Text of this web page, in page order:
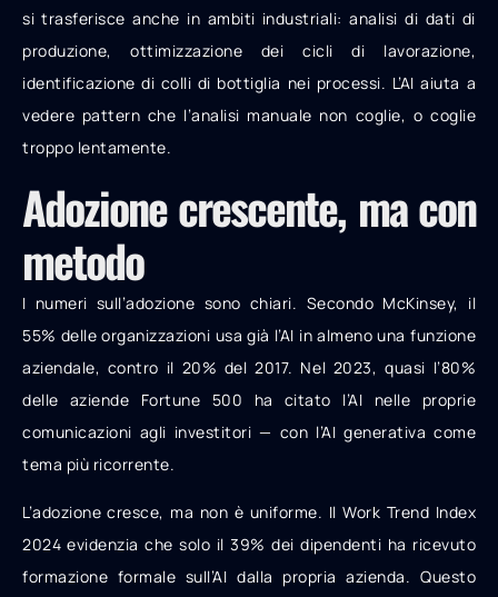
si trasferisce anche in ambiti industriali: analisi di dati di
produzione, ottimizzazione dei cicli di lavorazione,
identificazione di colli di bottiglia nei processi. L’AI aiuta a
vedere pattern che l’analisi manuale non coglie, o coglie
troppo lentamente.
Adozione crescente, ma con
metodo
I numeri sull’adozione sono chiari. Secondo McKinsey, il
55% delle organizzazioni usa già l’AI in almeno una funzione
aziendale, contro il 20% del 2017. Nel 2023, quasi l’80%
delle aziende Fortune 500 ha citato l’AI nelle proprie
comunicazioni agli investitori — con l’AI generativa come
tema più ricorrente.
L’adozione cresce, ma non è uniforme. Il Work Trend Index
2024 evidenzia che solo il 39% dei dipendenti ha ricevuto
formazione formale sull’AI dalla propria azienda. Questo